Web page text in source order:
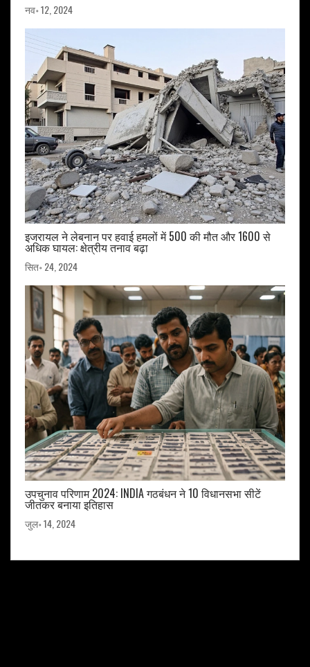
नव॰ 12, 2024
इजरायल ने लेबनान पर हवाई हमलों में 500 की मौत और 1600 से
अधिक घायल: क्षेत्रीय तनाव बढ़ा
सित॰ 24, 2024
उपचुनाव परिणाम 2024: INDIA गठबंधन ने 10 विधानसभा सीटें
जीतकर बनाया इतिहास
जुल॰ 14, 2024